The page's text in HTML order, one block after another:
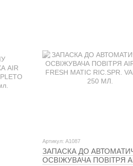
Артикул: A1087
ЗАПАСКА ДО
ОСВІЖУВАЧА ПОВІТРЯ